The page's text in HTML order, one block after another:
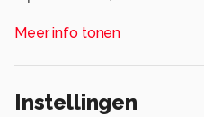
Meer info tonen
Instellingen